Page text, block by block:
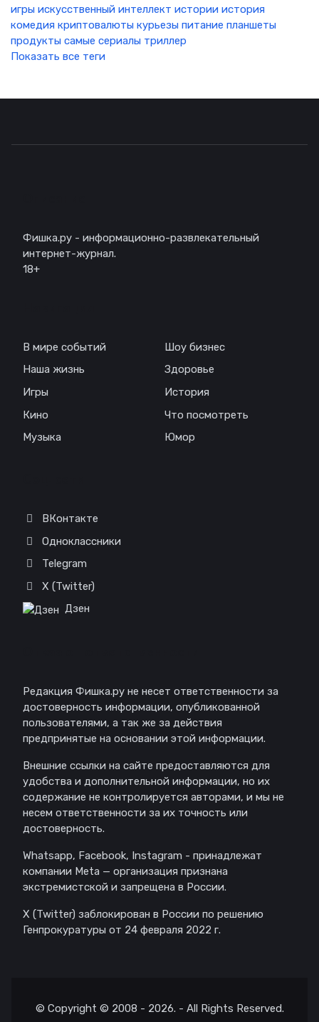
игры искусственный интеллект истории история
комедия криптовалюты курьезы питание планшеты
продукты самые сериалы триллер
Показать все теги
Фишка.ру - информационно-развлекательный
интернет-журнал.
18+
В мире событий
Наша жизнь
Игры
Кино
Музыка
Шоу бизнес
Здоровье
История
Что посмотреть
Юмор
ВКонтакте
Одноклассники
Telegram
X (Twitter)
Дзен
Редакция Фишка.ру не несет ответственности за
достоверность информации, опубликованной
пользователями, а так же за действия
предпринятые на основании этой информации.
Внешние ссылки на сайте предоставляются для
удобства и дополнительной информации, но их
содержание не контролируется авторами, и мы не
несем ответственности за их точность или
достоверность.
Whatsapp, Facebook, Instagram - принадлежат
компании Meta — организация признана
экстремистской и запрещена в России.
X (Twitter) заблокирован в России по решению
Генпрокуратуры от 24 февраля 2022 г.
© Copyright © 2008 - 2026. - All Rights Reserved.